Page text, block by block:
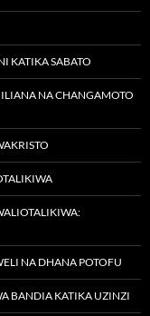
KATIKA SABATO
NA CHANGAMOTO
NA DHANA POTOFU
BANDIA KATIKA UZINZI